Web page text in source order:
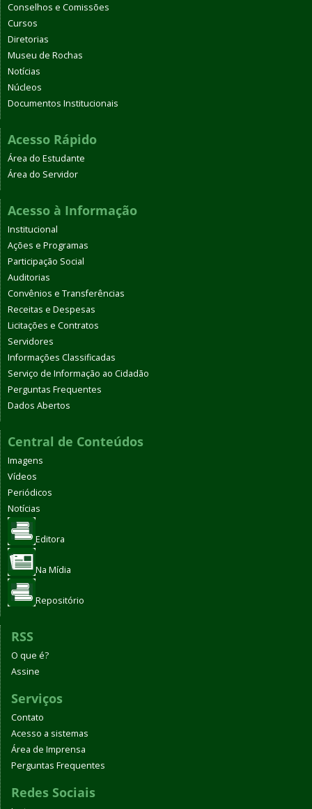
Conselhos e Comissões
Cursos
Diretorias
Museu de Rochas
Notícias
Núcleos
Documentos Institucionais
Acesso Rápido
Área do Estudante
Área do Servidor
Acesso à Informação
Institucional
Ações e Programas
Participação Social
Auditorias
Convênios e Transferências
Receitas e Despesas
Licitações e Contratos
Servidores
Informações Classificadas
Serviço de Informação ao Cidadão
Perguntas Frequentes
Dados Abertos
Central de Conteúdos
Imagens
Vídeos
Periódicos
Notícias
Editora
Na Mídia
Repositório
RSS
O que é?
Assine
Serviços
Contato
Acesso a sistemas
Área de Imprensa
Perguntas Frequentes
Redes Sociais